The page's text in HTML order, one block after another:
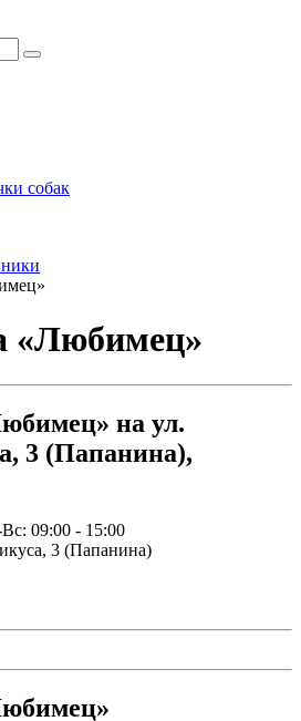
собак
«Любимец»
на ул.
3 (Папанина),
09:00 - 15:00
3 (Папанина)